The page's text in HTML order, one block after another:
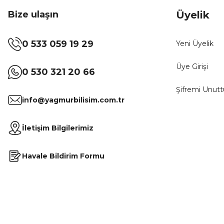
Bize ulaşın
0 533 059 19 29
0 530 321 20 66
info@yagmurbilisim.com.tr
İletişim Bilgilerimiz
Havale Bildirim Formu
Üyelik
Yeni Üyelik
Üye Girişi
Şifremi